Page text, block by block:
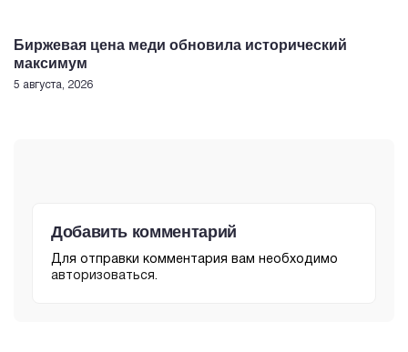
Биржевая цена меди обновила исторический
максимум
5 августа, 2026
Добавить комментарий
Для отправки комментария вам необходимо
авторизоваться.